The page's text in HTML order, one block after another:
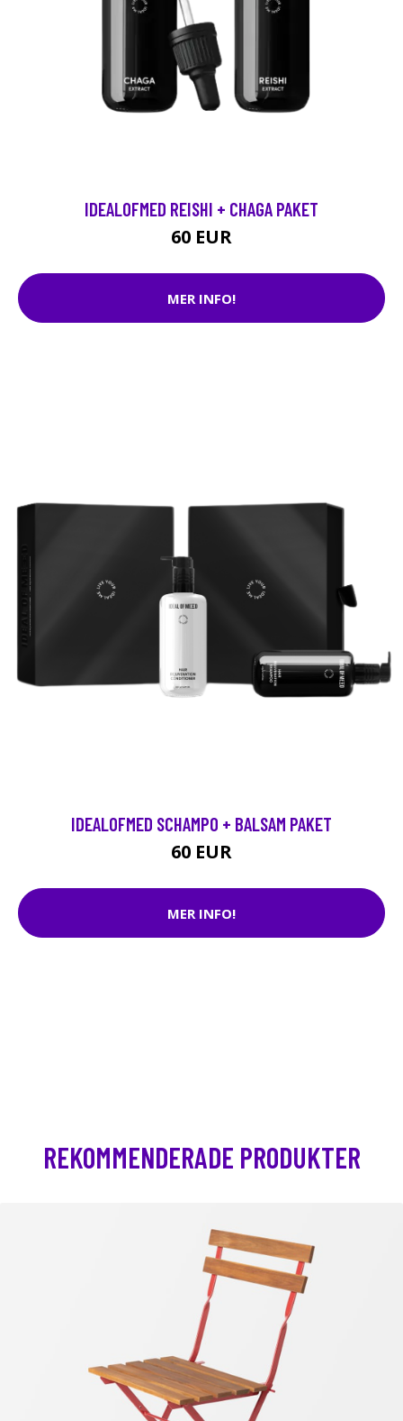
IDEALOFMED REISHI + CHAGA PAKET
60 EUR
MER INFO!
IDEALOFMED SCHAMPO + BALSAM PAKET
60 EUR
MER INFO!
REKOMMENDERADE PRODUKTER